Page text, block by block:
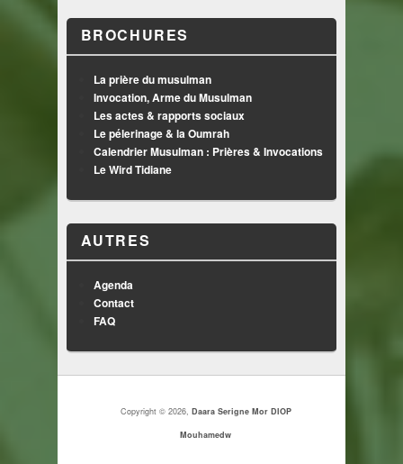
BROCHURES
La prière du musulman
Invocation, Arme du Musulman
Les actes & rapports sociaux
Le pélerinage & la Oumrah
Calendrier Musulman : Prières & Invocations
Le Wird Tidiane
AUTRES
Agenda
Contact
FAQ
Copyright © 2026, Daara Serigne Mor DIOP
Mouhamedw